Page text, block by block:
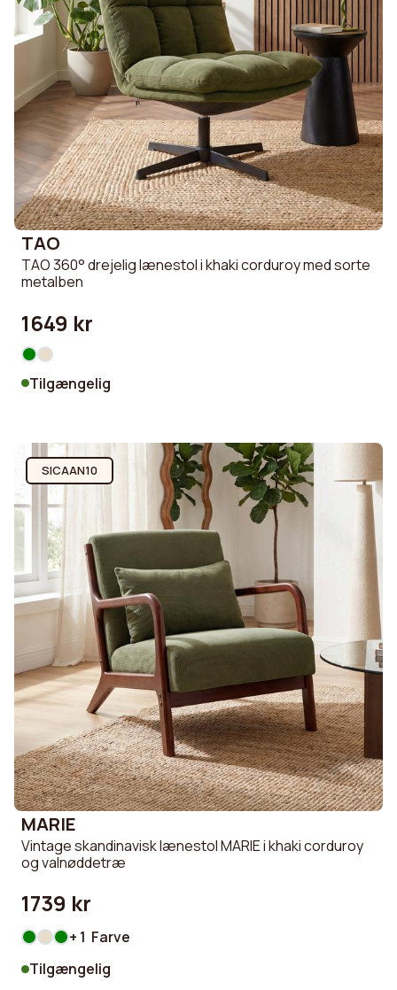
TAO
TAO 360° drejelig lænestol i khaki corduroy med sorte
metalben
1649 kr
Tilgængelig
SICAAN10
MARIE
Vintage skandinavisk lænestol MARIE i khaki corduroy
og valnøddetræ
1739 kr
+ 1 Farve
Tilgængelig